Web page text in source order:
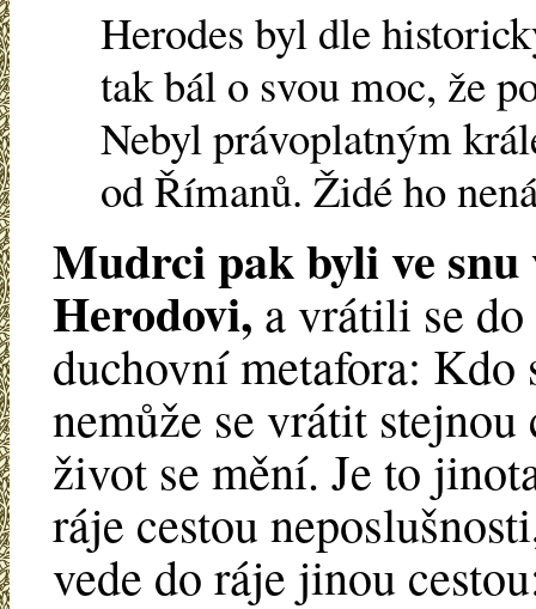
Herodes byl dle
tak bál o svou moc, že
Nebyl právoplatným
od Římanů. Židé ho
Mudrci pak byli ve snu
Herodovi, a vrátili se
duchovní metafora: Kdo
nemůže se vrátit
život se mění. Je to
ráje cestou
vede do ráje jinou